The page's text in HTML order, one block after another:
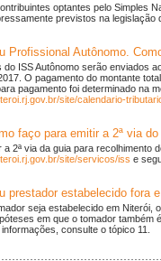
optantes pelo Simples
previstos na legislação
Profissional Autônomo.
ISS Autônomo serão enviados
O pagamento do montante
pagamento foi determinado na
site/calendario-
faço para emitir a 2ª via
a 2ª via da guia para recolhimento
site/servicos/iss e
prestador estabelecido fora
seja estabelecido em Niterói,
em que o tomador também
consulte o tópico 11.